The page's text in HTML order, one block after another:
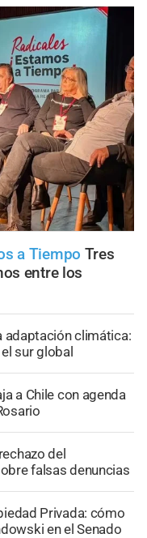
a Tiempo Tres
entre los
adaptación climática:
sur global
a Chile con agenda
del
falsas denuncias
Privada: cómo
en el Senado